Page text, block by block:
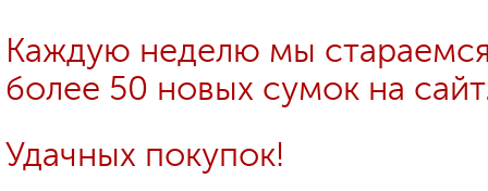
Каждую неделю мы
более 50 новых сумок на
Удачных покупок!